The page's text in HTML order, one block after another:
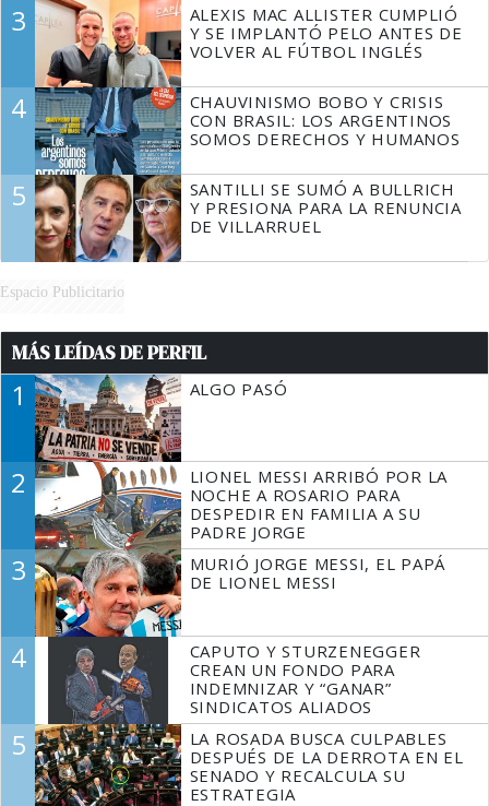
3
ALEXIS MAC ALLISTER CUMPLIÓ
Y SE IMPLANTÓ PELO ANTES DE
VOLVER AL FÚTBOL INGLÉS
4
CHAUVINISMO BOBO Y CRISIS
CON BRASIL: LOS ARGENTINOS
SOMOS DERECHOS Y HUMANOS
5
SANTILLI SE SUMÓ A BULLRICH
Y PRESIONA PARA LA RENUNCIA
DE VILLARRUEL
Espacio Publicitario
MÁS LEÍDAS DE PERFIL
1 ALGO PASÓ
2
LIONEL MESSI ARRIBÓ POR LA
NOCHE A ROSARIO PARA
DESPEDIR EN FAMILIA A SU
PADRE JORGE
3
MURIÓ JORGE MESSI, EL PAPÁ
DE LIONEL MESSI
4
CAPUTO Y STURZENEGGER
CREAN UN FONDO PARA
INDEMNIZAR Y “GANAR”
SINDICATOS ALIADOS
5
LA ROSADA BUSCA CULPABLES
DESPUÉS DE LA DERROTA EN EL
SENADO Y RECALCULA SU
ESTRATEGIA